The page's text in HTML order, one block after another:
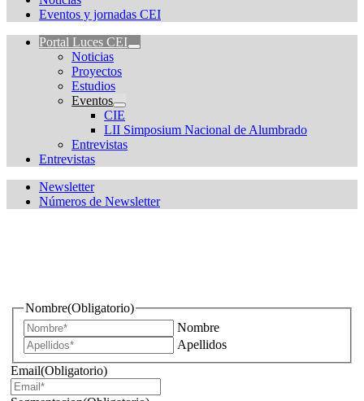
Eventos y jornadas CEI
Portal Luces CEI
Noticias
Proyectos
Estudios
Eventos
CIE
LII Simposium Nacional de Alumbrado
Entrevistas
Entrevistas
Newsletter
Números de Newsletter
Nombre(Obligatorio)
Nombre
Apellidos
Email(Obligatorio)